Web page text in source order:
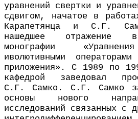
уравнений свертки и
сдвигом, начатое в
Карапетянца и С.Г.
нашедшее
монографии
иволютивными
приложения». С 1989 по
кафедрой заведовал
С.Г. Самко. С.Г. Самко
основы нового
исследований связанных с